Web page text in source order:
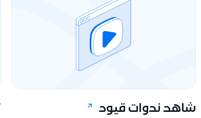
شاهد ندوات قيود